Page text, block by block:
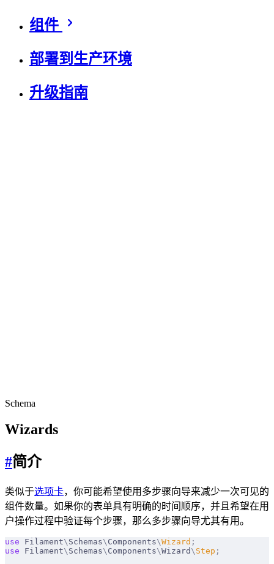
组件
部署到生产环境
升级指南
Schema
Wizards
#简介
类似于选项卡，你可能希望使用多步骤向导来减少一次可见的
组件数量。如果你的表单具有明确的时间顺序，并且希望在用
户操作过程中验证每个步骤，那么多步骤向导尤其有用。
use Filament\ Schemas\ Components\Wizard ;
use Filament\ Schemas\ Components\Wizard \ Step ;